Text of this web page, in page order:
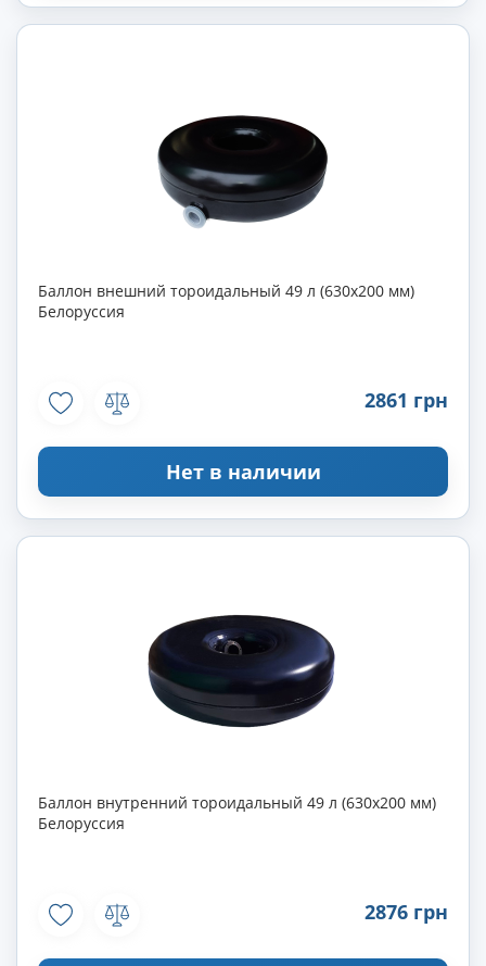
Баллон внешний тороидальный 49 л (630х200 мм)
Белоруссия
2861 грн
Нет в наличии
Баллон внутренний тороидальный 49 л (630х200 мм)
Белоруссия
2876 грн